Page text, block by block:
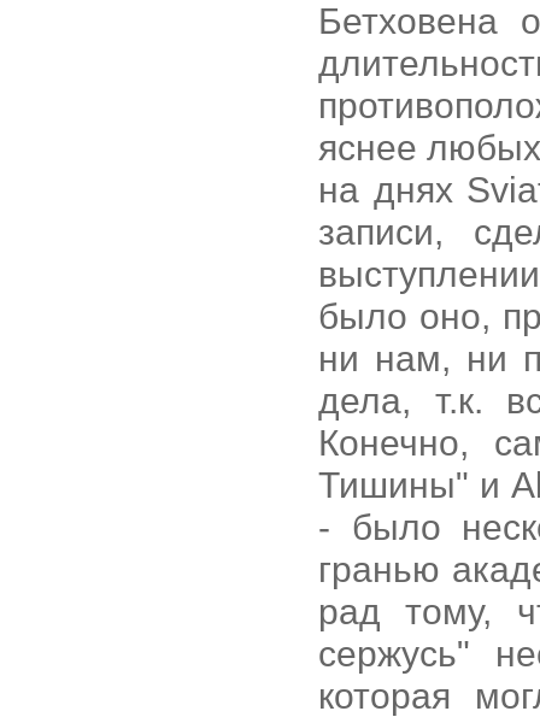
Бетховена
яснее
на днях
записи,
было оно,
ни нам, ни
дела, т.к.
Конечно,
Тишины" и
- было
гранью
рад тому,
сержусь"
которая